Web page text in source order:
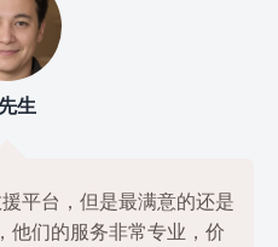
生
平台，但是最满意的还是
他们的服务非常专业，价